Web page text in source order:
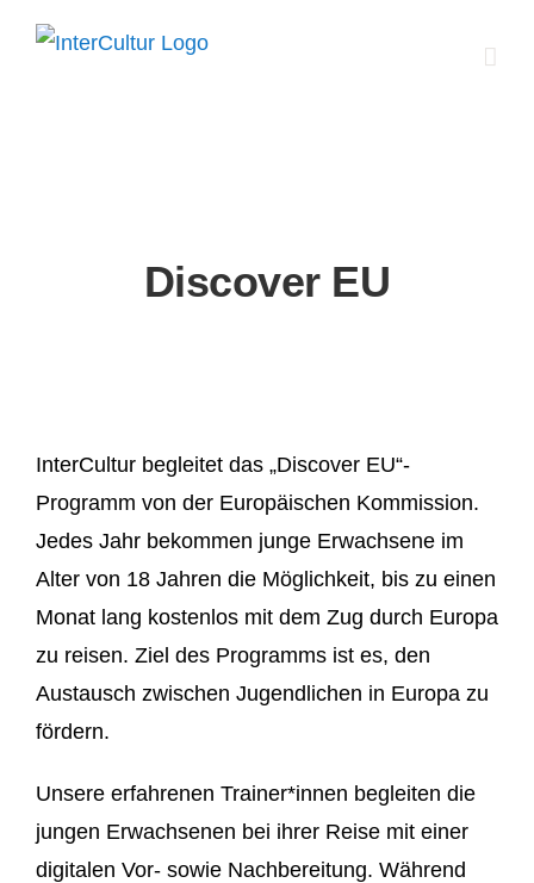
Zum
Discover EU
InterCultur begleitet das „Discover EU“-
Programm von der Europäischen Kommission.
Jedes Jahr bekommen junge Erwachsene im
Alter von 18 Jahren die Möglichkeit, bis zu einen
Monat lang kostenlos mit dem Zug durch Europa
zu reisen. Ziel des Programms ist es, den
Austausch zwischen Jugendlichen in Europa zu
fördern.
Unsere erfahrenen Trainer*innen begleiten die
jungen Erwachsenen bei ihrer Reise mit einer
digitalen Vor- sowie Nachbereitung. Während